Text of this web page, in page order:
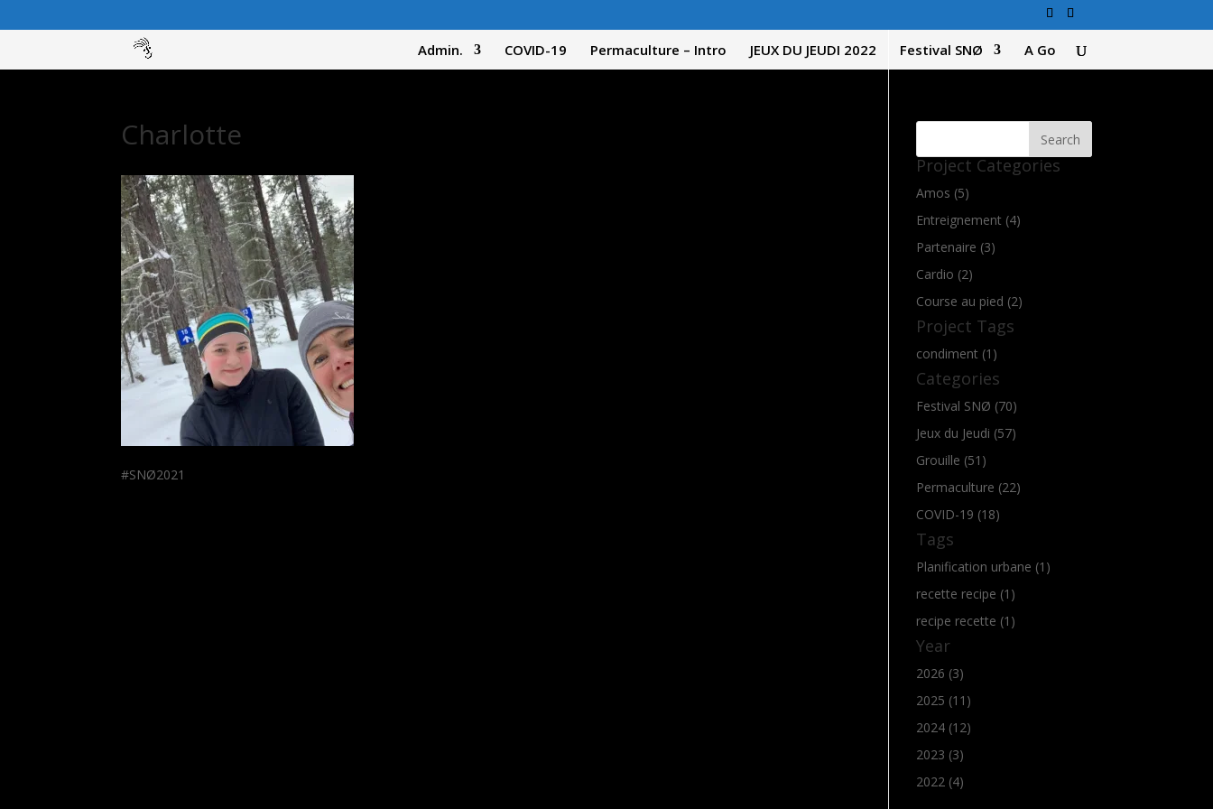
Admin. COVID-19 Permaculture – Intro JEUX DU JEUDI 2022 Festival SNØ A Go
Charlotte
#SNØ2021
Project Categories
Amos (5)
Entreignement (4)
Partenaire (3)
Cardio (2)
Course au pied (2)
Project Tags
condiment (1)
Categories
Festival SNØ (70)
Jeux du Jeudi (57)
Grouille (51)
Permaculture (22)
COVID-19 (18)
Tags
Planification urbane (1)
recette recipe (1)
recipe recette (1)
Year
2026 (3)
2025 (11)
2024 (12)
2023 (3)
2022 (4)